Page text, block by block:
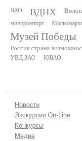
ВАО ВДНХ
минпромторг
Музей Победы
Россия страна
УВД ЗАО
ЮВАО
Новости
Экскурсии On-Line
Конкурсы
Медиа